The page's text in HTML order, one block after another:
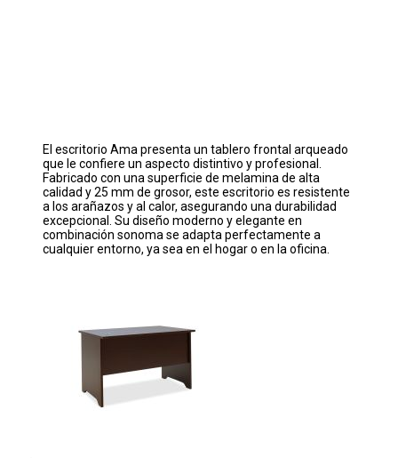
El escritorio Ama presenta un tablero frontal arqueado
que le confiere un aspecto distintivo y profesional.
Fabricado con una superficie de melamina de alta
calidad y 25 mm de grosor, este escritorio es resistente
a los arañazos y al calor, asegurando una durabilidad
excepcional. Su diseño moderno y elegante en
combinación sonoma se adapta perfectamente a
cualquier entorno, ya sea en el hogar o en la oficina.